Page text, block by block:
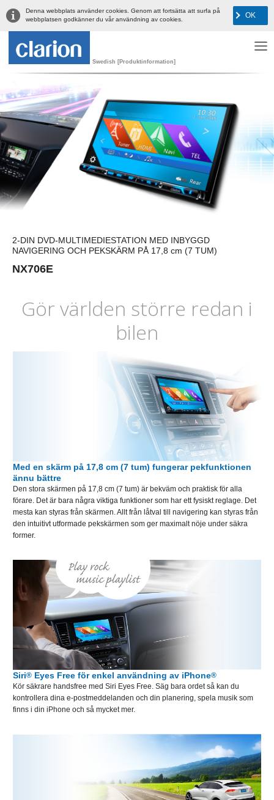
Denna webbplats använder cookies. Genom att fortsätta att surfa på
webbplatsen godkänner du vår användning av cookies.
OK
Swedish [Produktinformation]
2-DIN DVD-MULTIMEDIESTATION MED INBYGGD
NAVIGERING OCH PEKSKÄRM PÅ 17,8 cm (7 TUM)
NX706E
Gör världen större redan i
bilen
Med en skärm på 17,8 cm (7 tum) fungerar pekfunktionen
ännu bättre
Den stora skärmen på 17,8 cm (7 tum) är bekväm och praktisk för alla
förare. Det är bara några viktiga funktioner som har ett fysiskt reglage. Det
mesta kan styras från skärmen. Allt från låtval till navigering kan styras från
den intuitivt utformade pekskärmen som ger maximalt nöje under säkra
former.
Siri® Eyes Free för enkel användning av iPhone®
Kör säkrare handsfree med Siri Eyes Free. Säg bara ordet så kan du
kontrollera dina e-postmeddelanden och din planering, spela musik som
finns i din iPhone och så mycket mer.